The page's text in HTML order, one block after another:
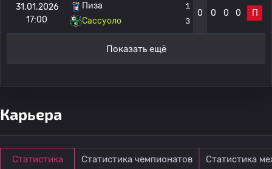
31.01.2026
17:00
Пиза
Сассуоло
1
3
0 0 0 0 П
Показать ещё
Карьера
Статистика Статистика чемпионатов Статистика